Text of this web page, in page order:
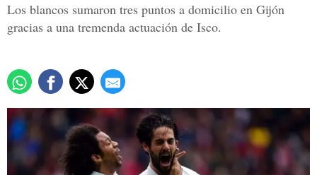
Los blancos sumaron tres puntos a domicilio en Gijón
gracias a una tremenda actuación de Isco.